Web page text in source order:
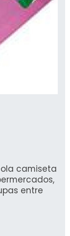
camiseta
entre